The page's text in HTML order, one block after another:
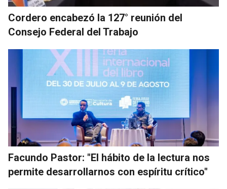
Cordero encabezó la 127° reunión del
Consejo Federal del Trabajo
Facundo Pastor: "El hábito de la lectura nos
permite desarrollarnos con espíritu crítico"